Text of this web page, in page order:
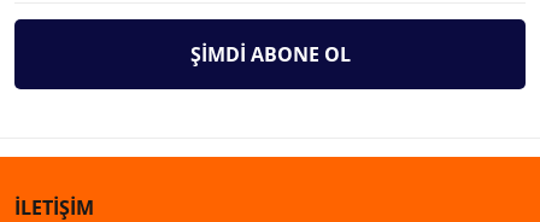
ŞİMDİ ABONE OL
İLETİŞİM